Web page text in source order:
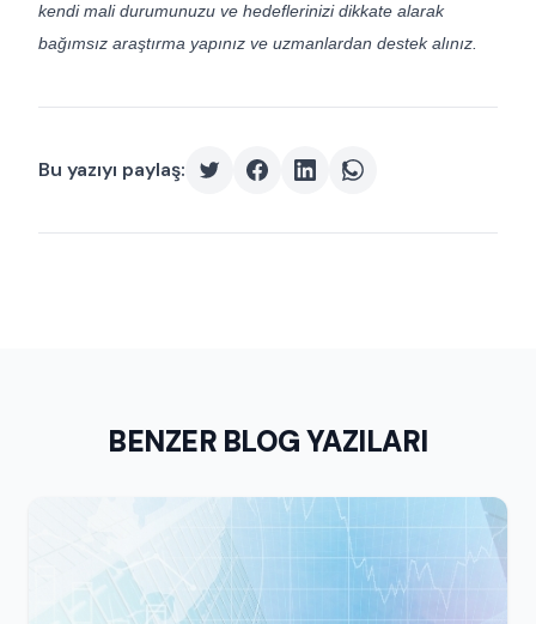
kendi mali durumunuzu ve hedeflerinizi dikkate alarak
bağımsız araştırma yapınız ve uzmanlardan destek alınız.
Bu yazıyı paylaş:
BENZER BLOG YAZILARI